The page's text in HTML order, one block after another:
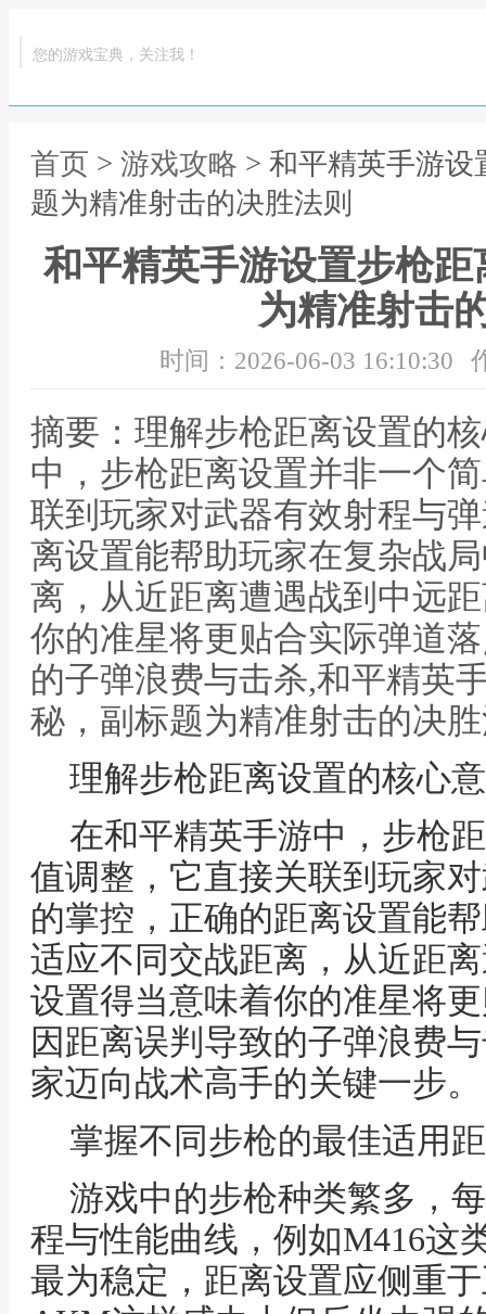
您的游戏宝典，关注我！
首页 > 游戏攻略 > 和平精英手游
题为精准射击的决胜法则
和平精英手游设置步枪
为精准射击
时间：2026-06-03 16:10:30
摘要：理解步枪距离设置的
中，步枪距离设置并非一个
联到玩家对武器有效射程与
离设置能帮助玩家在复杂战
离，从近距离遭遇战到中远
你的准星将更贴合实际弹道
的子弹浪费与击杀,和平精英
秘，副标题为精准射击的决
理解步枪距离设置的核心
在和平精英手游中，步枪
值调整，它直接关联到玩家
的掌控，正确的距离设置能
适应不同交战距离，从近距
设置得当意味着你的准星将
因距离误判导致的子弹浪费
家迈向战术高手的关键一步。
掌握不同步枪的最佳适用
游戏中的步枪种类繁多，
程与性能曲线，例如M416这
最为稳定，距离设置应侧重